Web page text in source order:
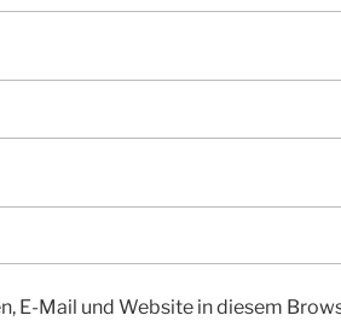
E-Mail und Website in diesem